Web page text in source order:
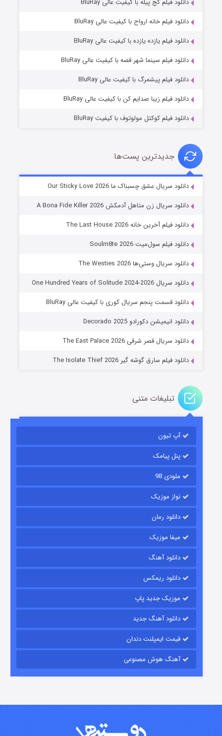
شوهر
عملیات آپارتمان
قسمت۲ (زیرنویس) منتشر شد
قسمت
قسمت۷ (زیرنویس) منتشر شد
دانلود فیلم کج‌ پیله با کیفیت عالی BluRay
دانلود فیلم خانه ارواح با کیفیت عالی BluRay
دانلود فیلم یازده یازده با کیفیت عالی BluRay
دانلود فیلم سینما شهر قصه با کیفیت عالی BluRay
دانلود فیلم پیشمرگ با کیفیت عالی BluRay
دانلود فیلم زیبا صدایم کن با کیفیت عالی BluRay
دانلود فیلم کوکتل مولوتوف با کیفیت BluRay
جدیدترین پست‌ها
دانلود سریال عشق چسبناک ما Our Sticky Love 2026
دانلود سریال زن متاهل آدمکش A Bona Fide Killer 2026
دانلود فیلم آخرین خانه The Last House 2026
دانلود فیلم سول‌میت Soulm8te 2026
دانلود سریال وستی‌ها The Westies 2026
دانلود سریال One Hundred Years of Solitude 2024-2026
دانلود قسمت پنجم سریال کوری با کیفیت عالی BluRay
دانلود انیمیشن دکورادو Decorado 2025
دانلود سریال قصر شرقی The East Palace 2026
دانلود فیلم سارق گوشه گیر The Isolate Thief 2026
تبلیغات متنی
آپ تیون
پنل پیامک
ملودی 98
نواز موزیک
دانلود رمان
میفا موزیک
دانلود آهنگ
دانلود ریمکس
موزیک جدید پاپ
دانلود آهنگ جدید
قیمت ایمپلنت دندان
آهنگ هوش مصنوعی